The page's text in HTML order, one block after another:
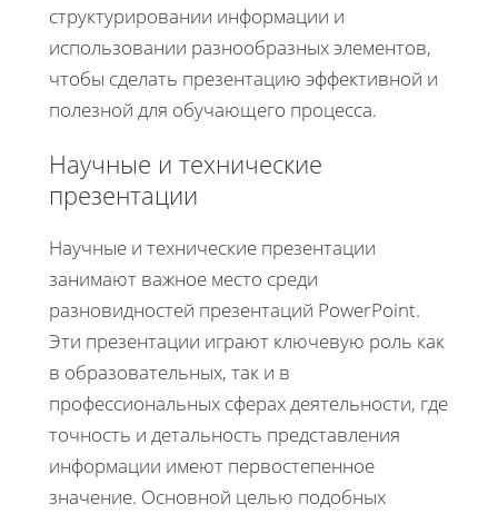
структурировании информации и
использовании разнообразных элементов,
чтобы сделать презентацию эффективной и
полезной для обучающего процесса.
Научные и технические
презентации
Научные и технические презентации
занимают важное место среди
разновидностей презентаций PowerPoint.
Эти презентации играют ключевую роль как
в образовательных, так и в
профессиональных сферах деятельности, где
точность и детальность представления
информации имеют первостепенное
значение. Основной целью подобных